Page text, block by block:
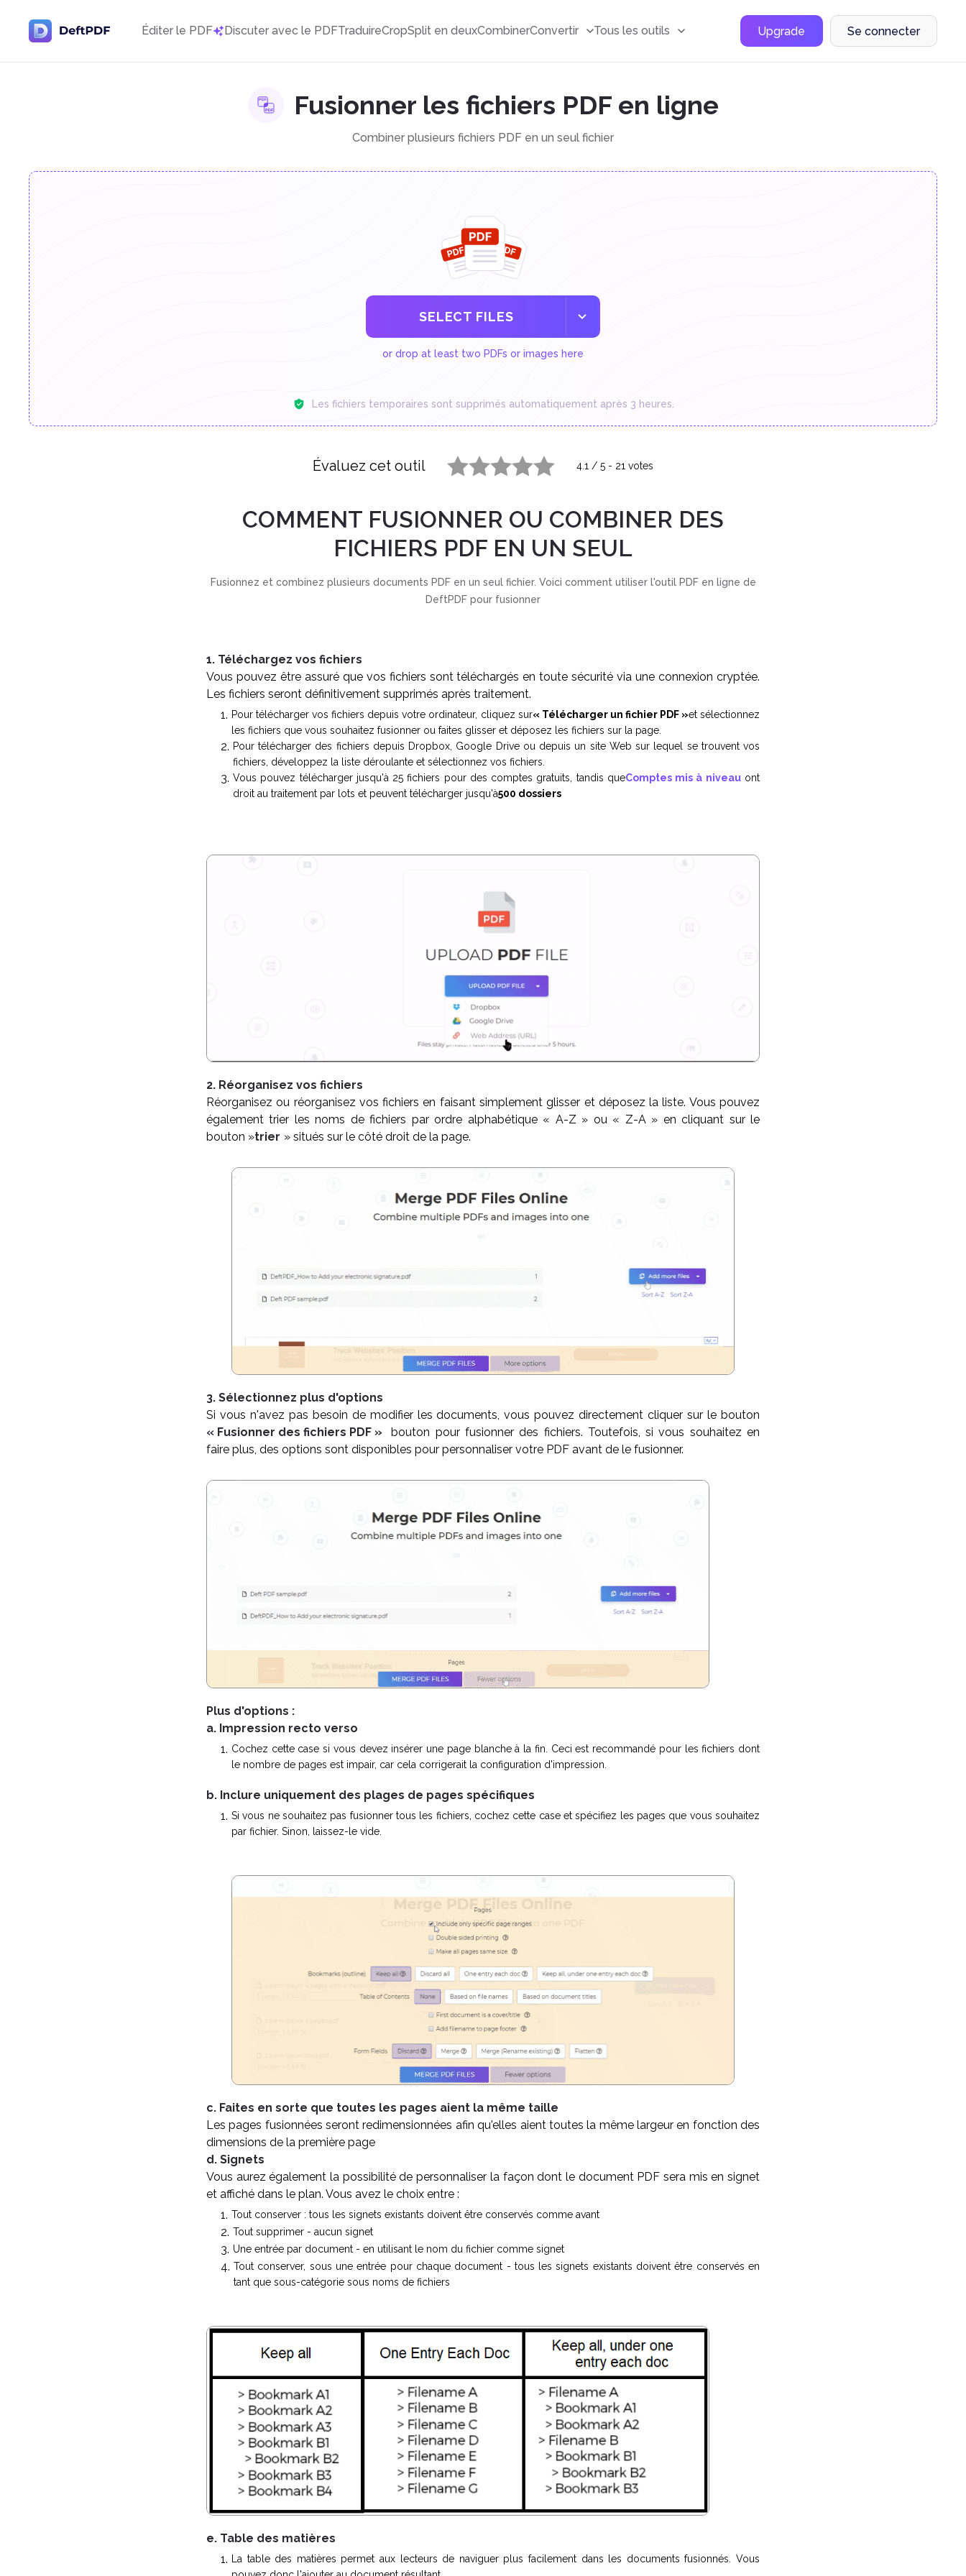
Éditer le PDF Discuter avec le PDFTraduireCropSplit en deuxCombinerConvertir Tous les outils Upgrade Se connecter
Fusionner les fichiers PDF en ligne
Combiner plusieurs fichiers PDF en un seul fichier
SELECT FILES
or drop at least two PDFs or images here
Les fichiers temporaires sont supprimés automatiquement après 3 heures.
Évaluez cet outil 4.1 / 5 - 21 votes
COMMENT FUSIONNER OU COMBINER DES
FICHIERS PDF EN UN SEUL
Fusionnez et combinez plusieurs documents PDF en un seul fichier. Voici comment utiliser l'outil PDF en ligne de
DeftPDF pour fusionner
1. Téléchargez vos fichiers
Vous pouvez être assuré que vos fichiers sont téléchargés en toute sécurité via une connexion cryptée.
Les fichiers seront définitivement supprimés après traitement.
Pour télécharger vos fichiers depuis votre ordinateur, cliquez sur« Télécharger un fichier PDF »et sélectionnez
les fichiers que vous souhaitez fusionner ou faites glisser et déposez les fichiers sur la page.
Pour télécharger des fichiers depuis Dropbox, Google Drive ou depuis un site Web sur lequel se trouvent vos
fichiers, développez la liste déroulante et sélectionnez vos fichiers.
Vous pouvez télécharger jusqu'à 25 fichiers pour des comptes gratuits, tandis queComptes mis à niveauont
droit au traitement par lots et peuvent télécharger jusqu'à500 dossiers
2. Réorganisez vos fichiers
Réorganisez ou réorganisez vos fichiers en faisant simplement glisser et déposez la liste. Vous pouvez
également trier les noms de fichiers par ordre alphabétique « A-Z » ou « Z-A » en cliquant sur le
bouton »trier » situés sur le côté droit de la page.
3. Sélectionnez plus d'options
Si vous n'avez pas besoin de modifier les documents, vous pouvez directement cliquer sur le bouton
« Fusionner des fichiers PDF »
bouton pour fusionner des fichiers. Toutefois, si vous souhaitez en
faire plus, des options sont disponibles pour personnaliser votre PDF avant de le fusionner.
Plus d'options :
a. Impression recto verso
Cochez cette case si vous devez insérer une page blanche à la fin. Ceci est recommandé pour les fichiers dont
le nombre de pages est impair, car cela corrigerait la configuration d'impression.
b. Inclure uniquement des plages de pages spécifiques
Si vous ne souhaitez pas fusionner tous les fichiers, cochez cette case et spécifiez les pages que vous souhaitez
par fichier. Sinon, laissez-le vide.
c. Faites en sorte que toutes les pages aient la même taille
Les pages fusionnées seront redimensionnées afin qu'elles aient toutes la même largeur en fonction des
dimensions de la première page
d. Signets
Vous aurez également la possibilité de personnaliser la façon dont le document PDF sera mis en signet
et affiché dans le plan. Vous avez le choix entre :
Tout conserver : tous les signets existants doivent être conservés comme avant
Tout supprimer - aucun signet
Une entrée par document - en utilisant le nom du fichier comme signet
Tout conserver, sous une entrée pour chaque document - tous les signets existants doivent être conservés en
tant que sous-catégorie sous noms de fichiers
e. Table des matières
La table des matières permet aux lecteurs de naviguer plus facilement dans les documents fusionnés. Vous